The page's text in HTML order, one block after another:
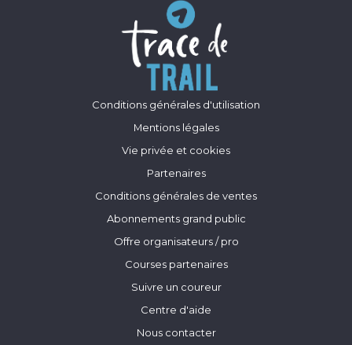
Conditions générales d'utilisation
Mentions légales
Vie privée et cookies
Partenaires
Conditions générales de ventes
Abonnements grand public
Offre organisateurs / pro
Courses partenaires
Suivre un coureur
Centre d'aide
Nous contacter